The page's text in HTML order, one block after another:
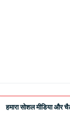
हमारा सोशल मीडिया और